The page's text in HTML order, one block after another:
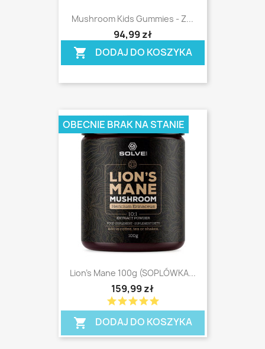
Mushroom Kids Gummies - Z...
94,99 zł
shopping_cart DODAJ DO KOSZYKA
Lion's Mane 100g (SOPLÓWKA...
159,99 zł
starstarstarstarstar
shopping_cart DODAJ DO KOSZYKA
OBECNIE BRAK NA STANIE